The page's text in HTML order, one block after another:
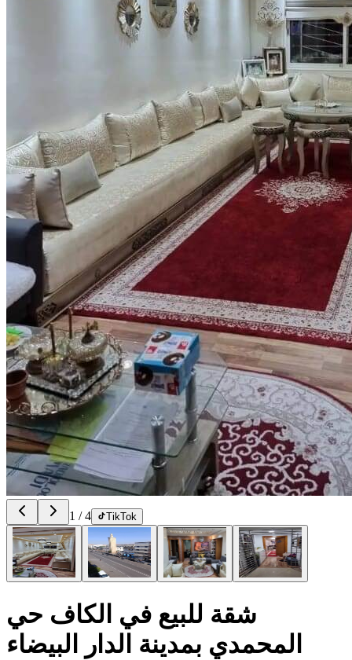
1 /4 TikTok
شقة للبيع في الكاف حي
المحمدي بمدينة الدار البيضاء